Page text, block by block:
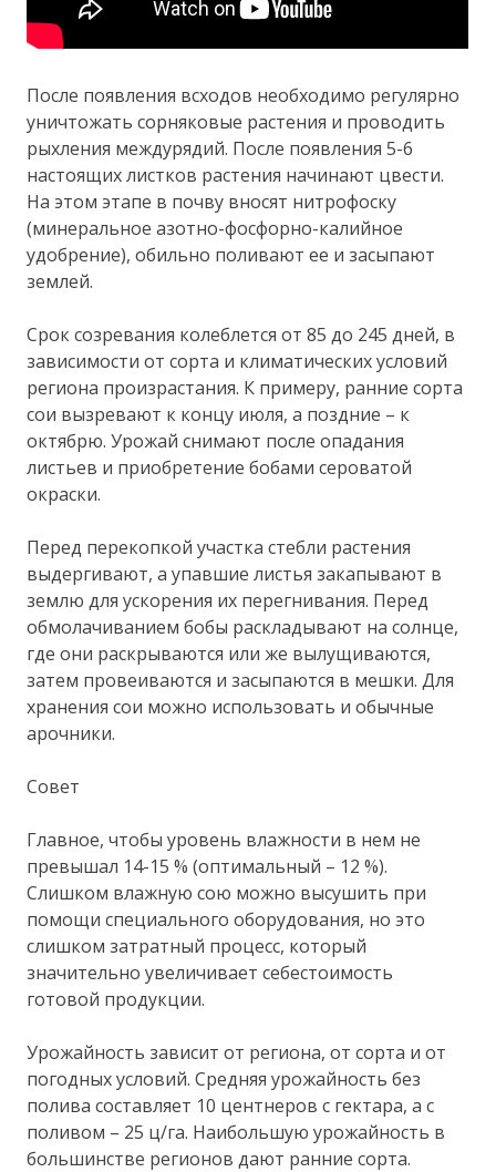
После появления всходов необходимо регулярно
уничтожать сорняковые растения и проводить
рыхления междурядий. После появления 5-6
настоящих листков растения начинают цвести.
На этом этапе в почву вносят нитрофоску
(минеральное азотно-фосфорно-калийное
удобрение), обильно поливают ее и засыпают
землей.
Срок созревания колеблется от 85 до 245 дней, в
зависимости от сорта и климатических условий
региона произрастания. К примеру, ранние сорта
сои вызревают к концу июля, а поздние – к
октябрю. Урожай снимают после опадания
листьев и приобретение бобами сероватой
окраски.
Перед перекопкой участка стебли растения
выдергивают, а упавшие листья закапывают в
землю для ускорения их перегнивания. Перед
обмолачиванием бобы раскладывают на солнце,
где они раскрываются или же вылущиваются,
затем провеиваются и засыпаются в мешки. Для
хранения сои можно использовать и обычные
арочники.
Совет
Главное, чтобы уровень влажности в нем не
превышал 14-15 % (оптимальный – 12 %).
Слишком влажную сою можно высушить при
помощи специального оборудования, но это
слишком затратный процесс, который
значительно увеличивает себестоимость
готовой продукции.
Урожайность зависит от региона, от сорта и от
погодных условий. Средняя урожайность без
полива составляет 10 центнеров с гектара, а с
поливом – 25 ц/га. Наибольшую урожайность в
большинстве регионов дают ранние сорта.